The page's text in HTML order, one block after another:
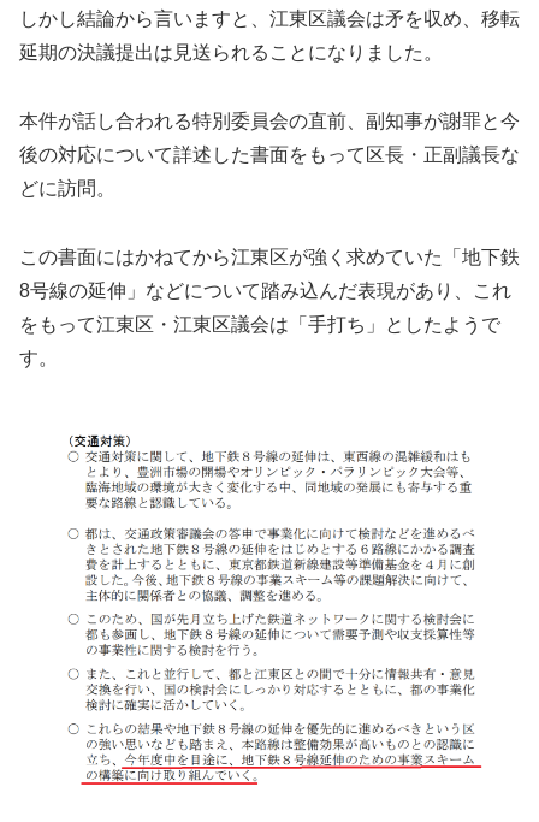
しかし結論から言いますと、江東区議会は矛を収め、移転
延期の決議提出は見送られることになりました。
本件が話し合われる特別委員会の直前、副知事が謝罪と今
後の対応について詳述した書面をもって区長・正副議長な
どに訪問。
この書面にはかねてから江東区が強く求めていた「地下鉄
8号線の延伸」などについて踏み込んだ表現があり、これ
をもって江東区・江東区議会は「手打ち」としたようで
す。